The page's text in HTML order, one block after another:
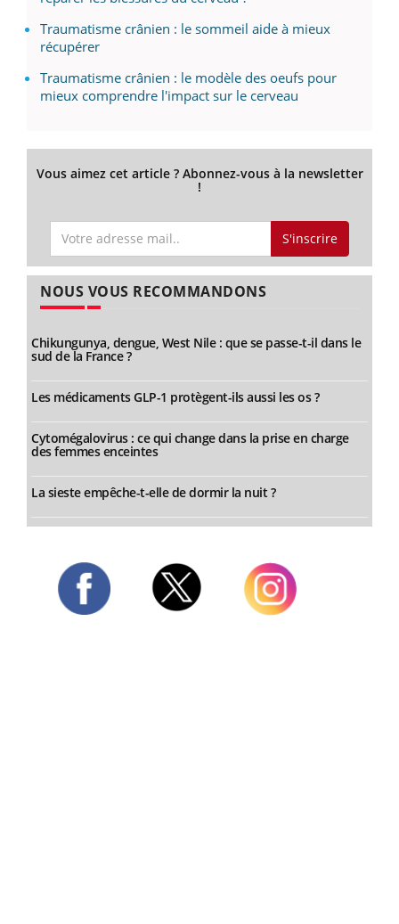
Traumatisme crânien : le sommeil aide à mieux
récupérer
Traumatisme crânien : le modèle des oeufs pour
mieux comprendre l'impact sur le cerveau
Vous aimez cet article ? Abonnez-vous à la newsletter
!
S'inscrire
NOUS VOUS RECOMMANDONS
Chikungunya, dengue, West Nile : que se passe-t-il dans le
sud de la France ?
Les médicaments GLP-1 protègent-ils aussi les os ?
Cytomégalovirus : ce qui change dans la prise en charge
des femmes enceintes
La sieste empêche-t-elle de dormir la nuit ?